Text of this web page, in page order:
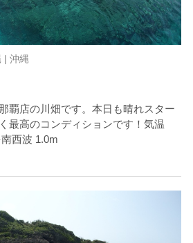
| 沖縄
覇店の川畑です。本日も晴れスター
最高のコンディションです！気温
西波 1.0m